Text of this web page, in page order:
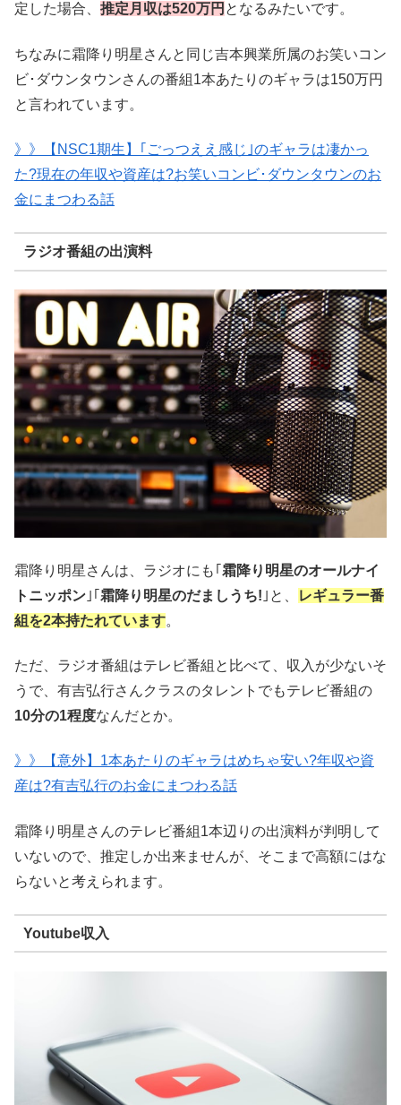
定した場合、 推定月収は520万円 となるみたいです。
ちなみに霜降り明星さんと同じ吉本興業所属のお笑いコン
ビ･ダウンタウンさんの番組1本あたりのギャラは150万円
と言われています。
》》【NSC1期生】｢ごっつええ感じ｣のギャラは凄かっ
た?現在の年収や資産は?お笑いコンビ･ダウンタウンのお
金にまつわる話
ラジオ番組の出演料
霜降り明星さんは、ラジオにも｢ 霜降り明星のオールナイ
トニッポン ｣｢ 霜降り明星のだましうち! ｣と、
レギュラー番
組を2本持たれています。
ただ、ラジオ番組はテレビ番組と比べて、収入が少ないそ
うで、有吉弘行さんクラスのタレントでもテレビ番組の
10分の1程度なんだとか。
》》【意外】1本あたりのギャラはめちゃ安い?年収や資
産は?有吉弘行のお金にまつわる話
霜降り明星さんのテレビ番組1本辺りの出演料が判明して
いないので、推定しか出来ませんが、そこまで高額にはな
らないと考えられます。
Youtube収入